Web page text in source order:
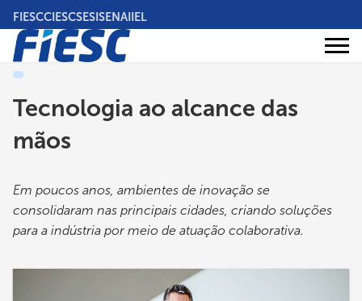
Pular
para
conteúdo
principal
FIESCCIESCSESISENAIIEL
Áreas
Tecnologia ao alcance das
mãos
Em poucos anos, ambientes de inovação se
consolidaram nas principais cidades, criando soluções
para a indústria por meio de atuação colaborativa.